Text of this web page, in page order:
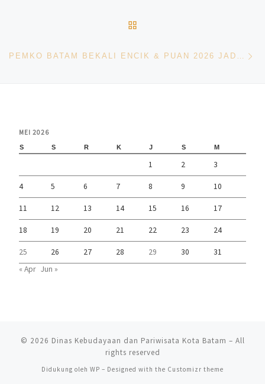
PEMKO BATAM BEKALI ENCIK & PUAN 2026 JADI PROMOTOR WISATA DI ERA DIGITAL
MEI 2026
S S R K J S M
1 2 3
4 5 6 7 8 9 10
11 12 13 14 15 16 17
18 19 20 21 22 23 24
25 26 27 28 29 30
31
« Apr Jun »
© 2026 Dinas Kebudayaan dan Pariwisata Kota Batam – All
rights reserved
Didukung oleh WP – Designed with the Customizr theme